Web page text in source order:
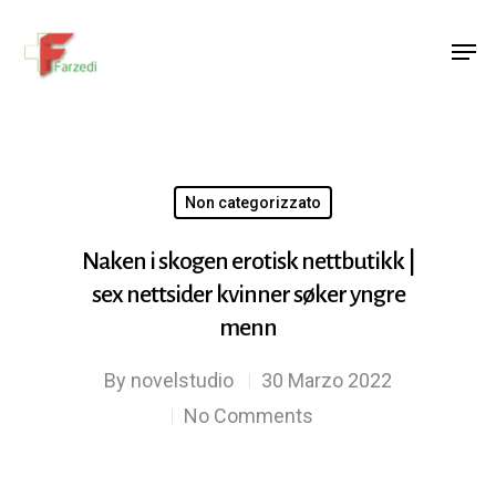
Non categorizzato
Naken i skogen erotisk nettbutikk |
sex nettsider kvinner søker yngre
menn
By novelstudio
30 Marzo 2022
No Comments